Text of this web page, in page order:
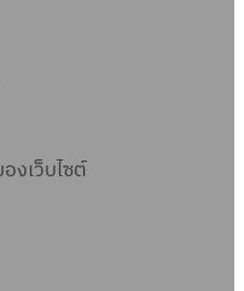
งเว็บไซต์